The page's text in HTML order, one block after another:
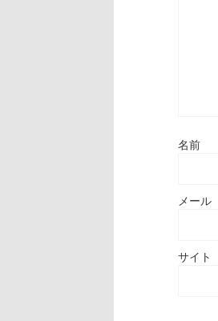
名前
メール
サイト